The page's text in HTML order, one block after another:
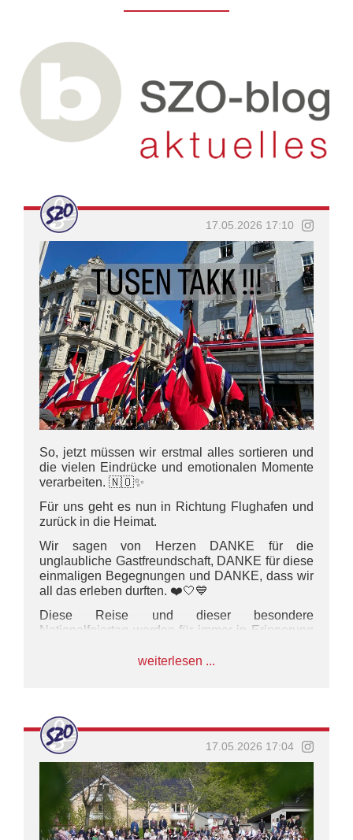
17.05.2026 17:10
So, jetzt müssen wir erstmal alles sortieren und
die vielen Eindrücke und emotionalen Momente
verarbeiten. 🇳🇴✨
Für uns geht es nun in Richtung Flughafen und
zurück in die Heimat.
Wir sagen von Herzen DANKE für die
unglaubliche Gastfreundschaft, DANKE für diese
einmaligen Begegnungen und DANKE, dass wir
all das erleben durften. ❤️🤍💙
Diese Reise und dieser besondere
Nationalfeiertag werden für immer in Erinnerung
weiterlesen ...
17.05.2026 17:04